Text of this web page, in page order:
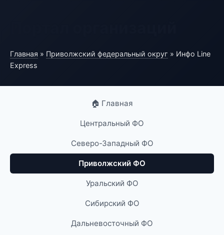
Главная » Приволжский федеральный округ » Инфо Line
Express
🏠 Главная
Центральный ФО
Северо-Западный ФО
Приволжский ФО
Уральский ФО
Сибирский ФО
Дальневосточный ФО